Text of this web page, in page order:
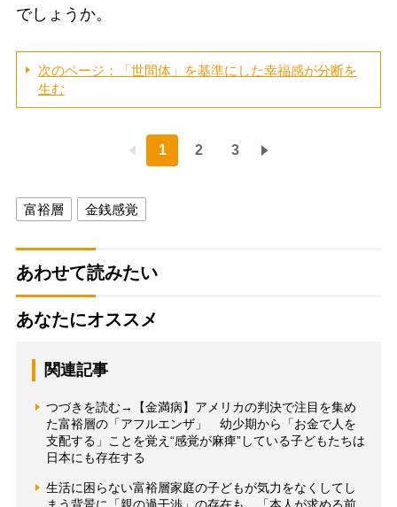
でしょうか。
次のページ：「世間体」を基準にした幸福感が分断を
生む
1 2 3
富裕層 金銭感覚
あわせて読みたい
あなたにオススメ
関連記事
つづきを読む→【金満病】アメリカの判決で注目を集め
た富裕層の「アフルエンザ」 幼少期から「お金で人を
支配する」ことを覚え“感覚が麻痺”している子どもたちは
日本にも存在する
生活に困らない富裕層家庭の子どもが気力をなくしてし
まう背景に「親の過干渉」の存在も 「本人が求める前